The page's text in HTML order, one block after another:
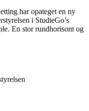
har opateget en ny
i StudieGo’s
En stor rundhorisont og